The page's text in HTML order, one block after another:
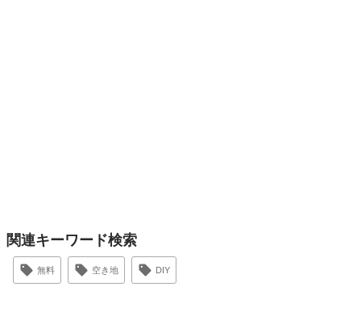
関連キーワード検索
無料 空き地 DIY